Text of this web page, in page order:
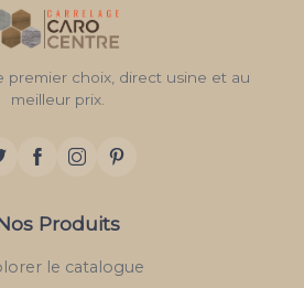
premier choix, direct usine et au
meilleur prix.
Produits
le catalogue